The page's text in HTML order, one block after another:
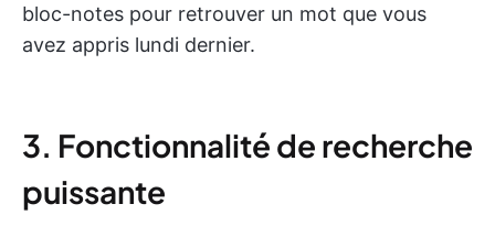
bloc-notes pour retrouver un mot que vous
avez appris lundi dernier.
3. Fonctionnalité de recherche
puissante